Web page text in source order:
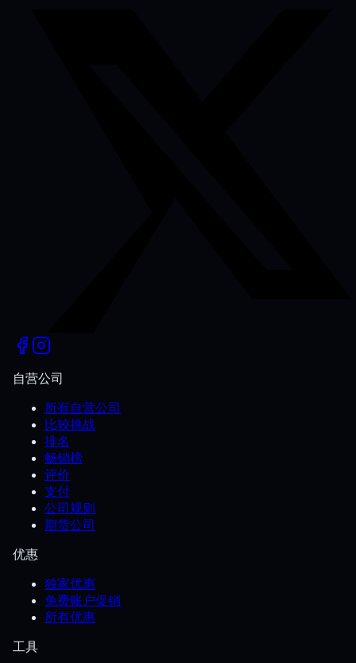
自营公司
所有自营公司
比较挑战
排名
畅销榜
评价
支付
公司规则
期货公司
优惠
独家优惠
免费账户促销
所有优惠
工具